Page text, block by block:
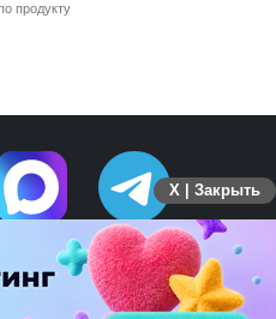
продукту
X | Закрыть
ВЕРСИЮ
защищены. 2026